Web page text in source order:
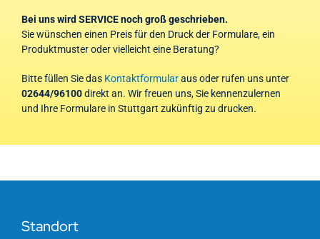
Bei uns wird SERVICE noch groß geschrieben.
Sie wünschen einen Preis für den Druck der Formulare, ein
Produktmuster oder vielleicht eine Beratung?
Bitte füllen Sie das Kontaktformularaus oder rufen uns unter
02644/96100direkt an. Wir freuen uns, Sie kennenzulernen
und Ihre Formulare in Stuttgart zukünftig zu drucken.
Standort